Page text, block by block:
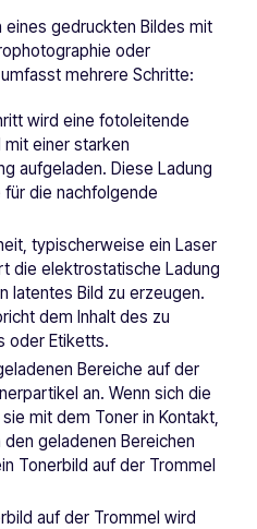
eines gedruckten Bildes mit
oder
mehrere Schritte:
wird eine fotoleitende
mit einer starken
aufgeladen. Diese Ladung
die nachfolgende
typischerweise ein Laser
die elektrostatische Ladung
latentes Bild zu erzeugen.
dem Inhalt des zu
oder Etiketts.
Bereiche auf der
an. Wenn sich die
mit dem Toner in Kontakt,
geladenen Bereichen
Tonerbild auf der Trommel
auf der Trommel wird